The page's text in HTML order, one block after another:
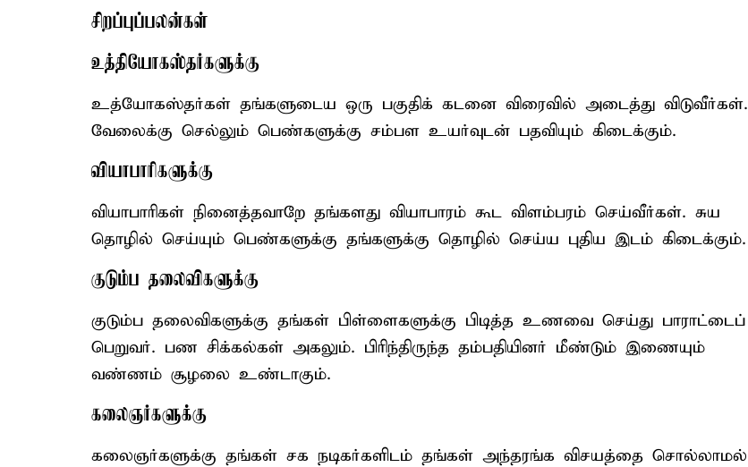
சிறப்புப்பலன்கள்
உத்தியோகஸ்தர்களுக்கு
உத்யோகஸ்தர்கள் தங்களுடைய ஒரு பகுதிக் கடனை விரைவில் அடைத்து விடுவீர்கள்.
வேலைக்கு செல்லும் பெண்களுக்கு சம்பள உயர்வுடன் பதவியும் கிடைக்கும்.
வியாபாரிகளுக்கு
வியாபாரிகள் நினைத்தவாறே தங்களது வியாபாரம் கூட விளம்பரம் செய்வீர்கள். சுய
தொழில் செய்யும் பெண்களுக்கு தங்களுக்கு தொழில் செய்ய புதிய இடம் கிடைக்கும்.
குடும்ப தலைவிகளுக்கு
குடும்ப தலைவிகளுக்கு தங்கள் பிள்ளைகளுக்கு பிடித்த உணவை செய்து பாராட்டைப்
பெறுவர். பண சிக்கல்கள் அகலும். பிரிந்திருந்த தம்பதியினர் மீண்டும் இணையும்
வண்ணம் சூழலை உண்டாகும்.
கலைஞர்களுக்கு
கலைஞர்களுக்கு தங்கள் சக நடிகர்களிடம் தங்கள் அந்தரங்க விசயத்தை சொல்லாமல்